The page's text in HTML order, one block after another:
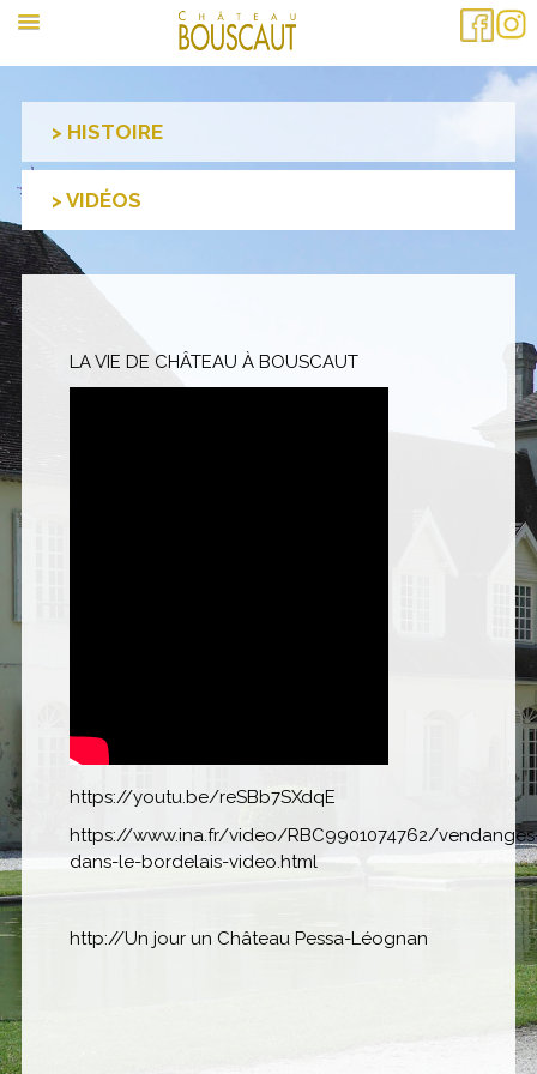
HISTOIRE
VIDÉOS
LA VIE DE CHÂTEAU À BOUSCAUT
https://youtu.be/reSBb7SXdqE
https://www.ina.fr/video/RBC9901074762/
dans-le-bordelais-video.html
http://Un jour un Château Pessa-Léognan